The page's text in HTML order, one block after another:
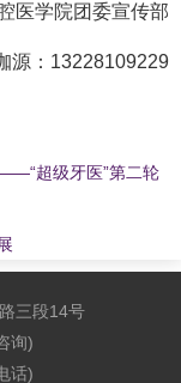
学院团委宣传部
：13228109229
超级牙医”第二轮
三段14号
询)
话)